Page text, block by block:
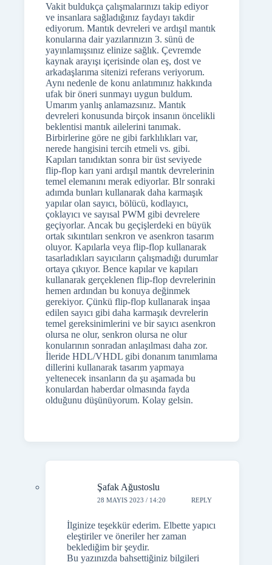
Vakit buldukça çalışmalarınızı takip ediyor
ve insanlara sağladığınız faydayı takdir
ediyorum. Mantık devreleri ve ardışıl mantık
konularına dair yazılarınızın 3. sünü de
yayınlamışsınız elinize sağlık. Çevremde
kaynak arayışı içerisinde olan eş, dost ve
arkadaşlarıma sitenizi referans veriyorum.
Aynı nedenle de konu anlatımınız hakkında
ufak bir öneri sunmayı uygun buldum.
Umarım yanlış anlamazsınız. Mantık
devreleri konusunda birçok insanın öncelikli
beklentisi mantık ailelerini tanımak.
Birbirlerine göre ne gibi farklılıkları var,
nerede hangisini tercih etmeli vs. gibi.
Kapıları tanıdıktan sonra bir üst seviyede
flip-flop karı yani ardışıl mantık devrelerinin
temel elemanını merak ediyorlar. Blr sonraki
adımda bunları kullanarak daha karmaşık
yapılar olan sayıcı, bölücü, kodlayıcı,
çoklayıcı ve sayısal PWM gibi devrelere
geçiyorlar. Ancak bu geçişlerdeki en büyük
ortak sıkıntıları senkron ve asenkron tasarım
oluyor. Kapılarla veya flip-flop kullanarak
tasarladıkları sayıcıların çalışmadığı durumlar
ortaya çıkıyor. Bence kapılar ve kapıları
kullanarak gerçeklenen flip-flop devrelerinin
hemen ardından bu konuya değinmek
gerekiyor. Çünkü flip-flop kullanarak inşaa
edilen sayıcı gibi daha karmaşık devrelerin
temel gereksinimlerini ve bir sayıcı asenkron
olursa ne olur, senkron olursa ne olur
konularının sonradan anlaşılması daha zor.
İleride HDL/VHDL gibi donanım tanımlama
dillerini kullanarak tasarım yapmaya
yeltenecek insanların da şu aşamada bu
konulardan haberdar olmasında fayda
olduğunu düşünüyorum. Kolay gelsin.
Şafak Ağustoslu
28 MAYIS 2023 / 14:20 REPLY
İlginize teşekkür ederim. Elbette yapıcı
eleştiriler ve öneriler her zaman
beklediğim bir şeydir.
Bu yazınızda bahsettiğiniz bilgileri